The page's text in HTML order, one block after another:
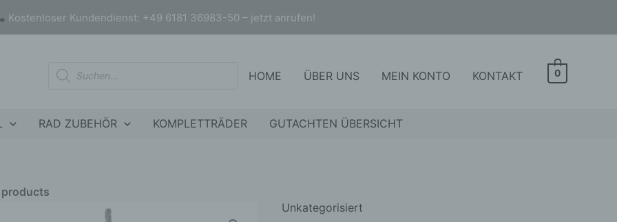
Kostenloser Kundendienst: +49 6181 36983-50 – jetzt anrufen!
Products
search
HOME ÜBER UNS MEIN KONTO KONTAKT 0
RAD ZUBEHÖR KOMPLETTRÄDER GUTACHTEN ÜBERSICHT
products
Unkategorisiert
Künstlicher